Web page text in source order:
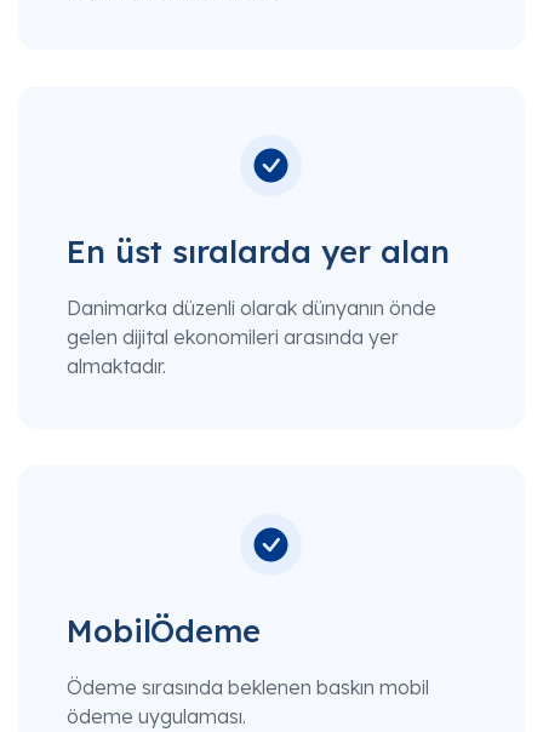
En üst sıralarda yer alan
Danimarka düzenli olarak dünyanın önde
gelen dijital ekonomileri arasında yer
almaktadır.
MobilÖdeme
Ödeme sırasında beklenen baskın mobil
ödeme uygulaması.